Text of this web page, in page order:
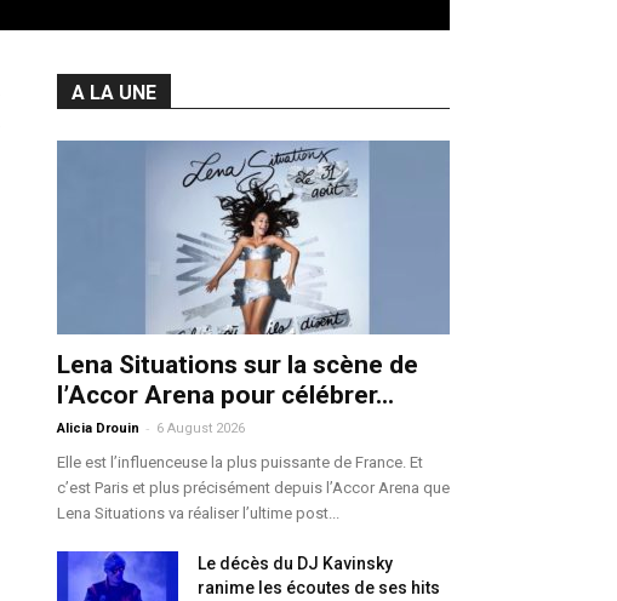
A LA UNE
Lena Situations sur la scène de
l’Accor Arena pour célébrer...
Alicia Drouin - 6 August 2026
Elle est l’influenceuse la plus puissante de France. Et
c’est Paris et plus précisément depuis l’Accor Arena que
Lena Situations va réaliser l’ultime post...
Le décès du DJ Kavinsky
ranime les écoutes de ses hits